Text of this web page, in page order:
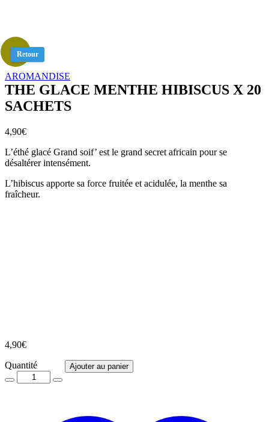
Retour
AROMANDISE
THE GLACE MENTHE HIBISCUS X 20
SACHETS
4,90€
L’éthé glacé Grand soif’ est le grand secret africain pour se
désaltérer intensément.
L’hibiscus apporte sa force fruitée et acidulée, la menthe sa
fraîcheur.
4,90€
QuantitéQuantité Ajouter au panier